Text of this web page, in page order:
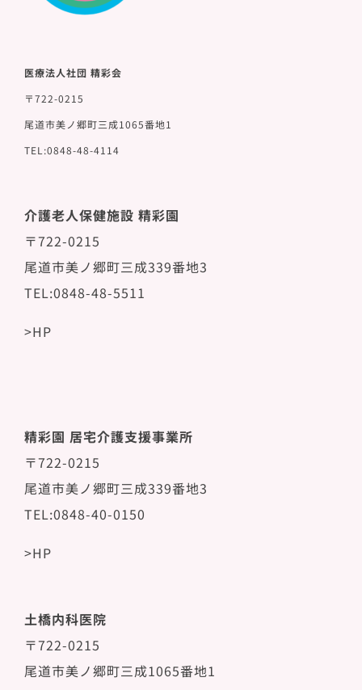
医療法人社団 精彩会
〒722-0215
尾道市美ノ郷町三成1065番地1
TEL:0848-48-4114
介護老人保健施設 精彩園
〒722-0215
尾道市美ノ郷町三成339番地3
TEL:0848-48-5511
>HP
精彩園 居宅介護支援事業所
〒722-0215
尾道市美ノ郷町三成339番地3
TEL:0848-40-0150
>HP
土橋内科医院
〒722-0215
尾道市美ノ郷町三成1065番地1